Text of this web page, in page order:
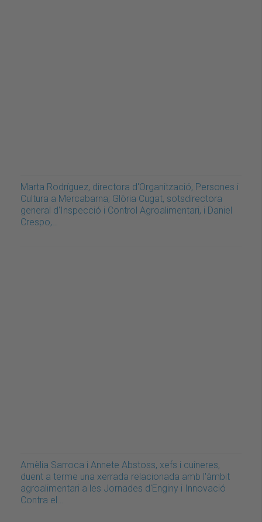
Marta Rodríguez, directora d'Organització, Persones i
Cultura a Mercabarna; Glòria Cugat, sotsdirectora
general d'Inspecció i Control Agroalimentari, i Daniel
Crespo,…
Amèlia Sarroca i Annete Abstoss, xefs i cuineres,
duent a terme una xerrada relacionada amb l'àmbit
agroalimentari a les Jornades d'Enginy i Innovació
Contra el…